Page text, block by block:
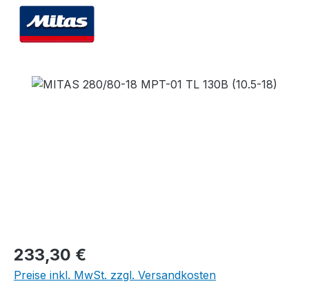
Bildergalerie überspringen
Regulärer Preis:
233,30 €
Preise inkl. MwSt. zzgl. Versandkosten